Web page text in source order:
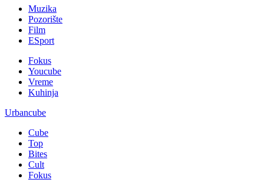
Muzika
Pozorište
Film
ESport
Fokus
Youcube
Vreme
Kuhinja
Urbancube
Cube
Top
Bites
Cult
Fokus